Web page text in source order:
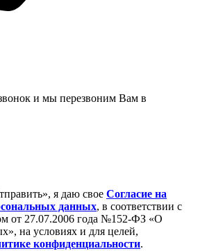
и мы перезвоним Вам в
я даю свое Cогласие на
данных, в соответствии с
от 27.07.2006 года №152-ФЗ «О
на условиях и для целей,
конфиденциальности.